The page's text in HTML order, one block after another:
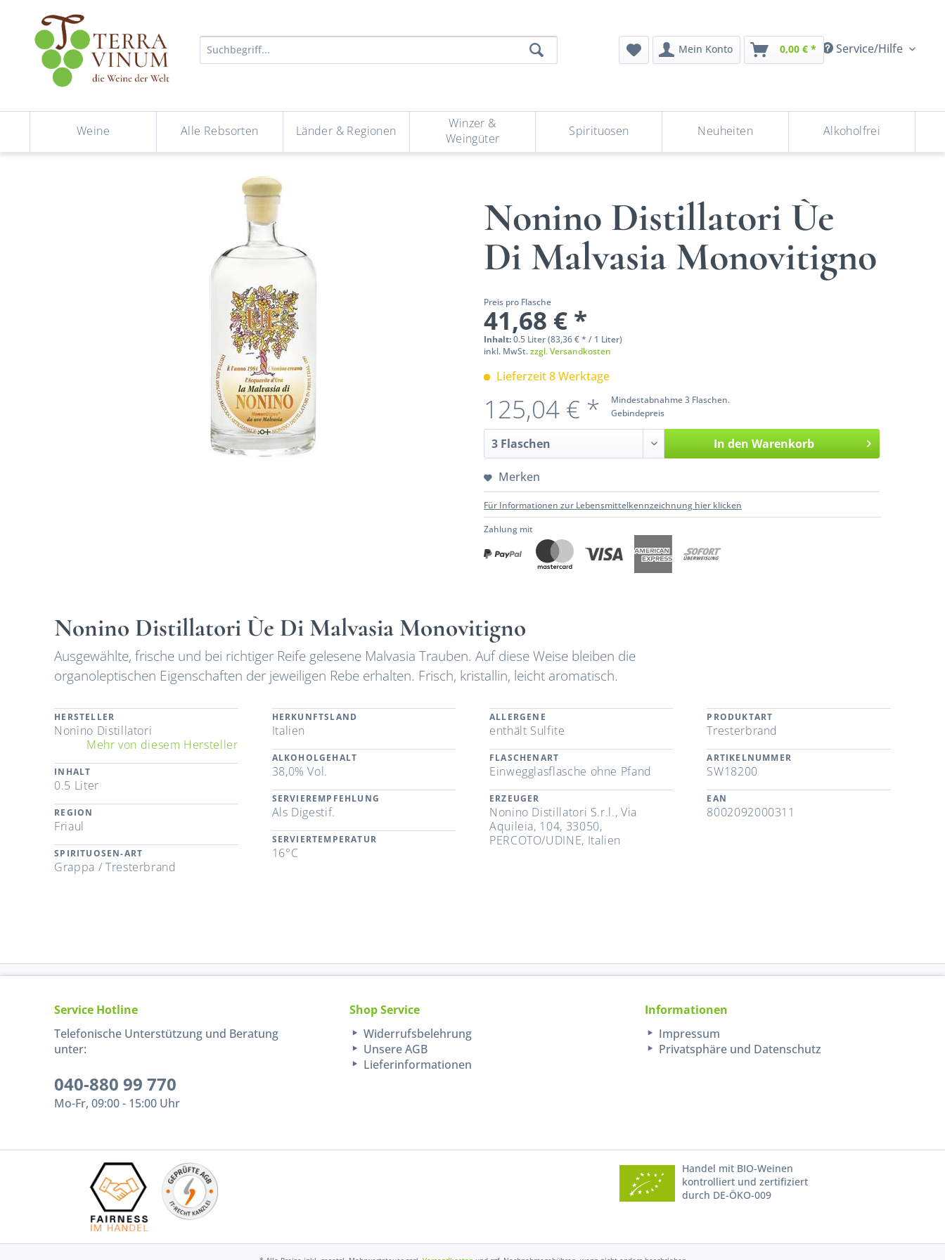
Service/Hilfe
Mein Konto 0,00 € *
Weine Alle Rebsorten Länder & Regionen
Winzer &
Weingüter
Spirituosen Neuheiten Alkoholfrei
Nonino Distillatori Ùe
Di Malvasia Monovitigno
Preis pro Flasche
41,68 € *
Inhalt:0.5 Liter (83,36 € * / 1 Liter)
inkl. MwSt.zzgl. Versandkosten
Lieferzeit 8 Werktage
Mindestabnahme 3 Flaschen.
Gebindepreis
125,04 € *
In den Warenkorb
Merken
Für Informationen zur Lebensmittelkennzeichnung hier klicken
Zahlung mit
Nonino Distillatori Ùe Di Malvasia Monovitigno
Ausgewählte, frische und bei richtiger Reife gelesene Malvasia Trauben. Auf diese Weise bleiben die
organoleptischen Eigenschaften der jeweiligen Rebe erhalten. Frisch, kristallin, leicht aromatisch.
HERSTELLER
Nonino Distillatori
Mehr von diesem Hersteller
INHALT
0.5 Liter
REGION
Friaul
SPIRITUOSEN-ART
Grappa / Tresterbrand
HERKUNFTSLAND
Italien
ALKOHOLGEHALT
38,0% Vol.
SERVIEREMPFEHLUNG
Als Digestif.
SERVIERTEMPERATUR
16°C
ALLERGENE
enthält Sulfite
FLASCHENART
Einwegglasflasche ohne Pfand
ERZEUGER
Nonino Distillatori S.r.l., Via
Aquileia, 104, 33050,
PERCOTO/UDINE, Italien
PRODUKTART
Tresterbrand
ARTIKELNUMMER
SW18200
EAN
8002092000311
Service Hotline
Telefonische Unterstützung und Beratung
unter:
040-880 99 770
Mo-Fr, 09:00 - 15:00 Uhr
Shop Service
Widerrufsbelehrung
Unsere AGB
Lieferinformationen
Informationen
Impressum
Privatsphäre und Datenschutz
Handel mit BIO-Weinen
kontrolliert und zertifiziert
durch DE-ÖKO-009